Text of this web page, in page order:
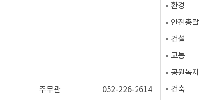
주무관 052-226-2614
환경
안전총괄
건설
교통
공원녹지
건축